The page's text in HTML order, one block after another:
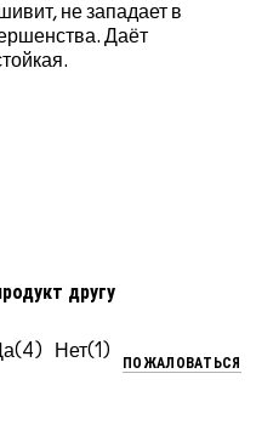
не западает в
Даёт
другу
4 1
ПОЖАЛОВАТЬСЯ